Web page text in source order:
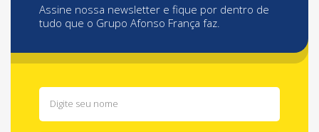
Assine nossa newsletter e fique por dentro de
tudo que o Grupo Afonso França faz.